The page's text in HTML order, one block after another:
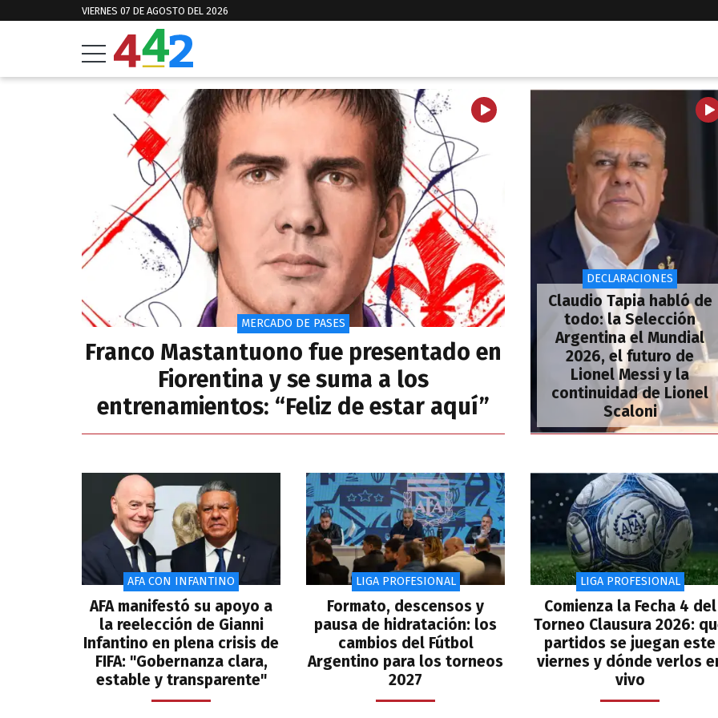
VIERNES 07 DE AGOSTO DEL 2026
MERCADO DE PASES
Franco Mastantuono fue presentado en
Fiorentina y se suma a los
entrenamientos: “Feliz de estar aquí”
DECLARACIONES
Claudio Tapia habló de
todo: la Selección
Argentina el Mundial
2026, el futuro de
Lionel Messi y la
continuidad de Lionel
Scaloni
AFA CON INFANTINO
AFA manifestó su apoyo a
la reelección de Gianni
Infantino en plena crisis de
FIFA: "Gobernanza clara,
estable y transparente"
LIGA PROFESIONAL
Formato, descensos y
pausa de hidratación: los
cambios del Fútbol
Argentino para los torneos
2027
LIGA PROFESIONAL
Comienza la Fecha 4 del
Torneo Clausura 2026:
partidos se juegan este
viernes y dónde verlos
vivo